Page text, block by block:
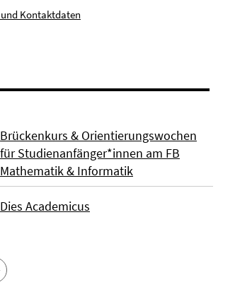
Kontaktdaten
Brückenkurs & Orientierungswochen
für Studienanfänger*innen am FB
Mathematik & Informatik
Dies Academicus